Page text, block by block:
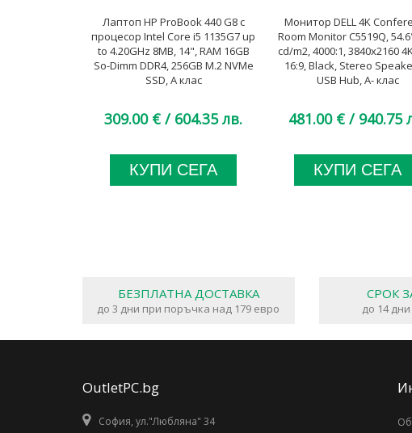
Лаптоп HP ProBook 440 G8 с
процесор Intel Core i5 1135G7 up
to 4.20GHz 8MB, 14", RAM 16GB
So-Dimm DDR4, 256GB M.2 NVMe
SSD, A клас
309.00 € / 604.35 лв.
КУПИ СЕГА
Монитор DELL 4K
Room Monitor C5519Q,
cd/m2, 4000:1, 3840x2160
16:9, Black, Stereo
USB Hub, A- клас
481.00 € / 940.75
КУПИ СЕГА
БЕЗПЛАТНА ДОСТАВКА
до 3 дни при поръчка над 179 евро
СРОК
до 14
OutletPC.bg
София, ул."Любляна" 34